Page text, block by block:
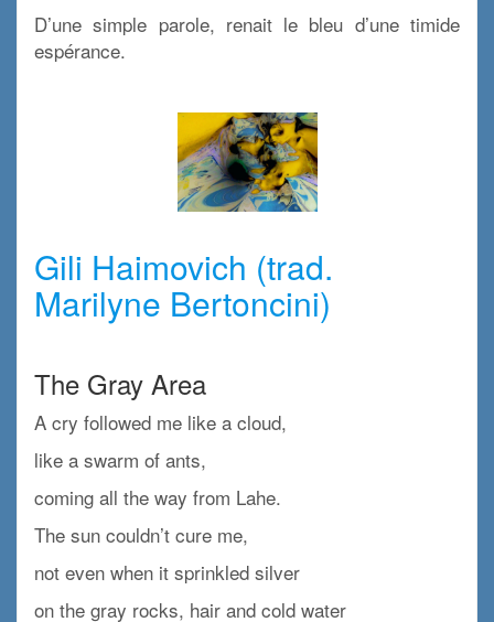
D’une simple parole, renait le bleu d’une timide
espérance.
Gili Haimovich (trad.
Marilyne Bertoncini)
The Gray Area
A cry followed me like a cloud,
like a swarm of ants,
coming all the way from Lahe.
The sun couldn’t cure me,
not even when it sprinkled silver
on the gray rocks, hair and cold water